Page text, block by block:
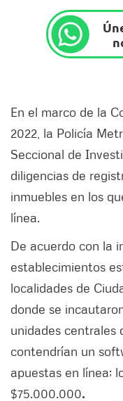
En el marco de la
2022, la Policía
Seccional de
diligencias de
inmuebles en los
línea.
De acuerdo con la
establecimientos
localidades de
donde se
unidades centrales
contendrían un
apuestas en línea;
$75.000.000.